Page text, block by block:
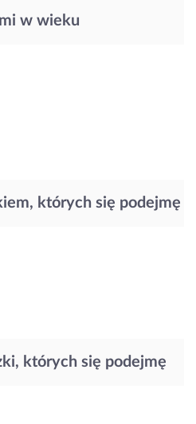
w wieku
których się podejmę
których się podejmę